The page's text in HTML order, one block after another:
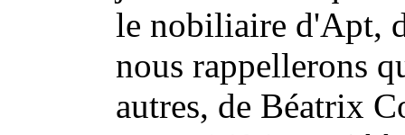
le nobiliaire d'Apt,
nous rappellerons
autres, de Béatrix